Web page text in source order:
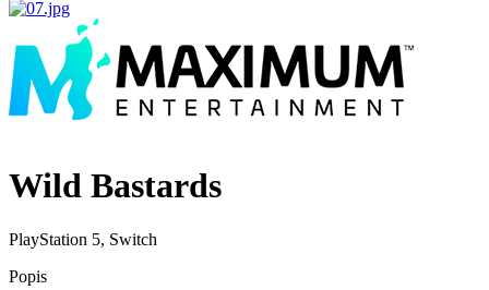
Wild Bastards
PlayStation 5, Switch
Popis